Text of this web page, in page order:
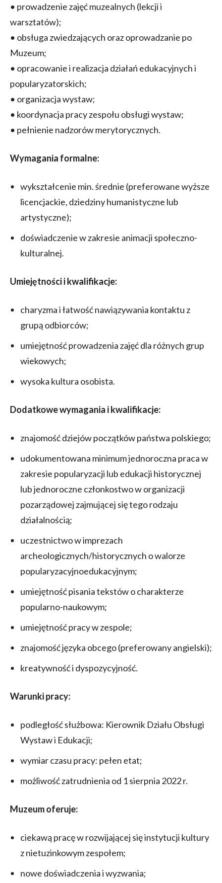
• prowadzenie zajęć muzealnych (lekcji i
warsztatów);
• obsługa zwiedzających oraz oprowadzanie po
Muzeum;
• opracowanie i realizacja działań edukacyjnych i
popularyzatorskich;
• organizacja wystaw;
• koordynacja pracy zespołu obsługi wystaw;
• pełnienie nadzorów merytorycznych.
Wymagania formalne:
wykształcenie min. średnie (preferowane wyższe
licencjackie, dziedziny humanistyczne lub
artystyczne);
doświadczenie w zakresie animacji społeczno-
kulturalnej.
Umiejętności i kwalifikacje:
charyzma i łatwość nawiązywania kontaktu z
grupą odbiorców;
umiejętność prowadzenia zajęć dla różnych grup
wiekowych;
wysoka kultura osobista.
Dodatkowe wymagania i kwalifikacje:
znajomość dziejów początków państwa polskiego;
udokumentowana minimum jednoroczna praca w
zakresie popularyzacji lub edukacji historycznej
lub jednoroczne członkostwo w organizacji
pozarządowej zajmującej się tego rodzaju
działalnością;
uczestnictwo w imprezach
archeologicznych/historycznych o walorze
popularyzacyjnoedukacyjnym;
umiejętność pisania tekstów o charakterze
popularno-naukowym;
umiejętność pracy w zespole;
znajomość języka obcego (preferowany angielski);
kreatywność i dyspozycyjność.
Warunki pracy:
podległość służbowa: Kierownik Działu Obsługi
Wystaw i Edukacji;
wymiar czasu pracy: pełen etat;
możliwość zatrudnienia od 1 sierpnia 2022 r.
Muzeum oferuje:
ciekawą pracę w rozwijającej się instytucji kultury
z nietuzinkowym zespołem;
nowe doświadczenia i wyzwania;